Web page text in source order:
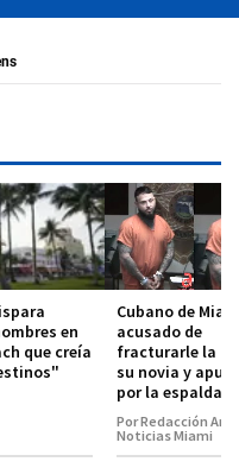
en
que creía
Cubano de
acusado de
fracturarle la
su novia y
por la espalda
Por Redacción
Noticias Miami